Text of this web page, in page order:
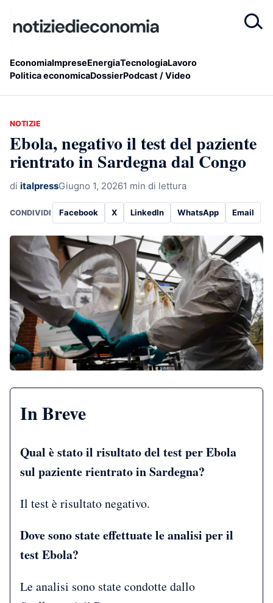
EconomiaImpreseEnergiaTecnologiaLavoro
Politica economicaDossierPodcast / Video
NOTIZIE
Ebola, negativo il test del paziente
rientrato in Sardegna dal Congo
di italpressGiugno 1, 20261 min di lettura
CONDIVIDI Facebook X LinkedIn WhatsApp Email
In Breve
Qual è stato il risultato del test per Ebola
sul paziente rientrato in Sardegna?
Il test è risultato negativo.
Dove sono state effettuate le analisi per il
test Ebola?
Le analisi sono state condotte dallo